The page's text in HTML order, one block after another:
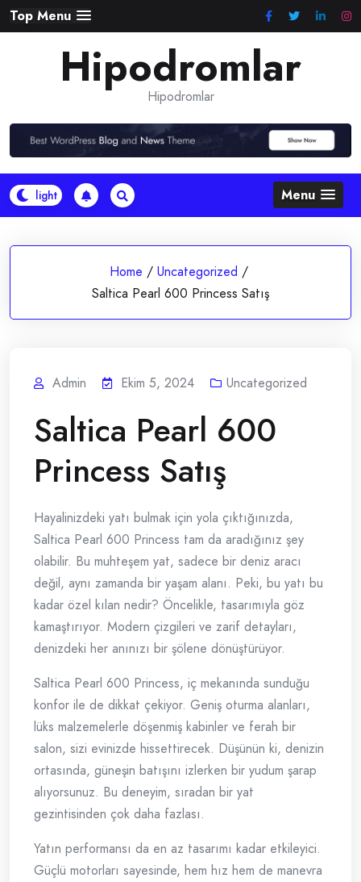
Skip
to
Top Menu
Hipodromlar
Hipodromlar
Menu
Home / Uncategorized /
Saltica Pearl 600 Princess Satış
Admin Ekim 5, 2024 Uncategorized
Saltica Pearl 600
Princess Satış
Hayalinizdeki yatı bulmak için yola çıktığınızda,
Saltica Pearl 600 Princess tam da aradığınız şey
olabilir. Bu muhteşem yat, sadece bir deniz aracı
değil, aynı zamanda bir yaşam alanı. Peki, bu yatı bu
kadar özel kılan nedir? Öncelikle, tasarımıyla göz
kamaştırıyor. Modern çizgileri ve zarif detayları,
denizdeki her anınızı bir şölene dönüştürüyor.
Saltica Pearl 600 Princess, iç mekanında sunduğu
konfor ile de dikkat çekiyor. Geniş oturma alanları,
lüks malzemelerle döşenmiş kabinler ve ferah bir
salon, sizi evinizde hissettirecek. Düşünün ki, denizin
ortasında, güneşin batışını izlerken bir yudum şarap
alıyorsunuz. Bu deneyim, sıradan bir yat
gezintisinden çok daha fazlası.
Yatın performansı da en az tasarımı kadar etkileyici.
Güçlü motorları sayesinde, hem hız hem de manevra